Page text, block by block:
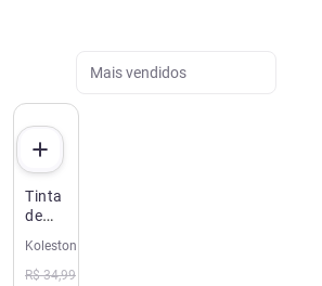
Mais vendidos
Tinta
de
Koleston
28
Koleston
R$ 34,99